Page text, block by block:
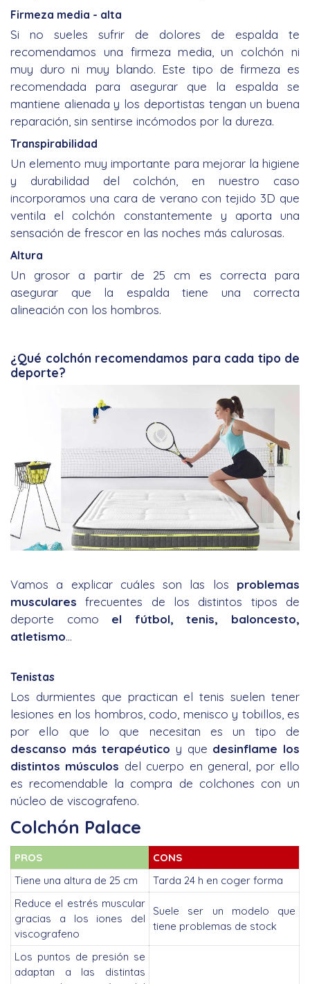
Firmeza media - alta
Si no sueles sufrir de dolores de espalda te
recomendamos una firmeza media, un colchón ni
muy duro ni muy blando. Este tipo de firmeza es
recomendada para asegurar que la espalda se
mantiene alienada y los deportistas tengan un buena
reparación, sin sentirse incómodos por la dureza.
Transpirabilidad
Un elemento muy importante para mejorar la higiene
y durabilidad del colchón, en nuestro caso
incorporamos una cara de verano con tejido 3D que
ventila el colchón constantemente y aporta una
sensación de frescor en las noches más calurosas.
Altura
Un grosor a partir de 25 cm es correcta para
asegurar que la espalda tiene una correcta
alineación con los hombros.
¿Qué colchón recomendamos para cada tipo de
deporte?
Vamos a explicar cuáles son las los problemas
musculares frecuentes de los distintos tipos de
deporte como el fútbol, tenis, baloncesto,
atletismo…
Tenistas
Los durmientes que practican el tenis suelen tener
lesiones en los hombros, codo, menisco y tobillos, es
por ello que lo que necesitan es un tipo de
descanso más terapéutico y que desinflame los
distintos músculos del cuerpo en general, por ello
es recomendable la compra de colchones con un
núcleo de viscografeno.
Colchón Palace
PROS
CONS
Tiene una altura de 25 cm
Tarda 24 h en coger forma
Reduce el estrés muscular
gracias a los iones del
viscografeno
Suele ser un modelo que
tiene problemas de stock
Los puntos de presión se
adaptan a las distintas